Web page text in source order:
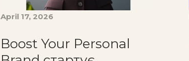
April 17, 2026
Boost Your Personal